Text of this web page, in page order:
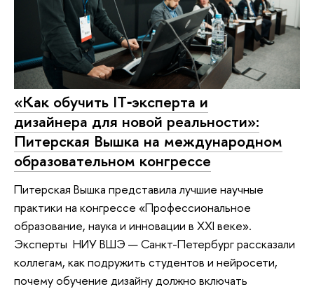
«Как обучить IT‑эксперта и
дизайнера для новой реальности»:
Питерская Вышка на международном
образовательном конгрессе
Питерская Вышка представила лучшие научные
практики на конгрессе «Профессиональное
образование, наука и инновации в XXI веке».
Эксперты НИУ ВШЭ — Санкт-Петербург рассказали
коллегам, как подружить студентов и нейросети,
почему обучение дизайну должно включать